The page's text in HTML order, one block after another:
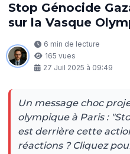
Stop Génocide
sur la Vasque
6 min de lecture
165 vues
27 Juil 2025 à 09:49
Un message choc
olympique à Paris :
est derrière cette
réactions ? Cliquez